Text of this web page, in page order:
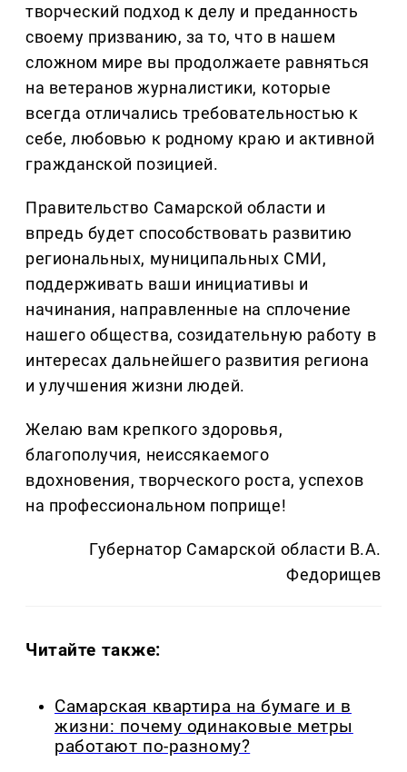
творческий подход к делу и преданность
своему призванию, за то, что в нашем
сложном мире вы продолжаете равняться
на ветеранов журналистики, которые
всегда отличались требовательностью к
себе, любовью к родному краю и активной
гражданской позицией.
Правительство Самарской области и
впредь будет способствовать развитию
региональных, муниципальных СМИ,
поддерживать ваши инициативы и
начинания, направленные на сплочение
нашего общества, созидательную работу в
интересах дальнейшего развития региона
и улучшения жизни людей.
Желаю вам крепкого здоровья,
благополучия, неиссякаемого
вдохновения, творческого роста, успехов
на профессиональном поприще!
Губернатор Самарской области В.А.
Федорищев
Читайте также:
Самарская квартира на бумаге и в
жизни: почему одинаковые метры
работают по-разному?